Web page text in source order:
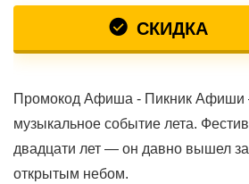
СКИДКА
Промокод Афиша - Пикник Афиши
музыкальное событие лета.
двадцати лет — он давно вышел
открытым небом.